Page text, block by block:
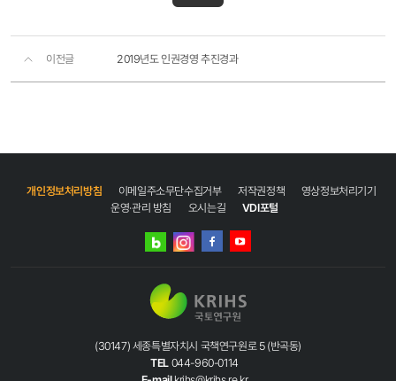
이전글 2019년도 인권경영 추진경과
개인정보처리방침 이메일주소무단수집거부 저작권정책
영상정보처리기기
운영·관리 방침
오시는길 VDI포털
네이버
인스타그램
(30147) 세종특별자치시 국책연구원로 5 (반곡동)
TEL 044-960-0114